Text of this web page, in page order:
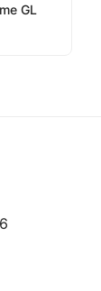
GL